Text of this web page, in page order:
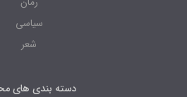
دسته بندی های محبوب